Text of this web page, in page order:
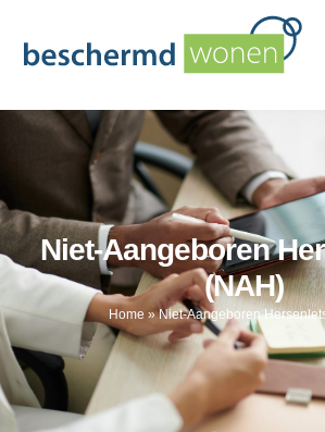
Niet-Aangeboren
(NAH)
Home »Niet-Aangeboren